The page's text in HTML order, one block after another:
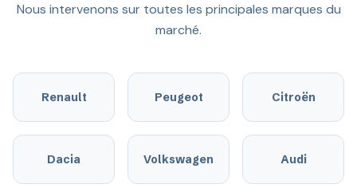
Nous intervenons sur toutes les principales marques du
marché.
Renault Peugeot Citroën
Dacia Volkswagen Audi